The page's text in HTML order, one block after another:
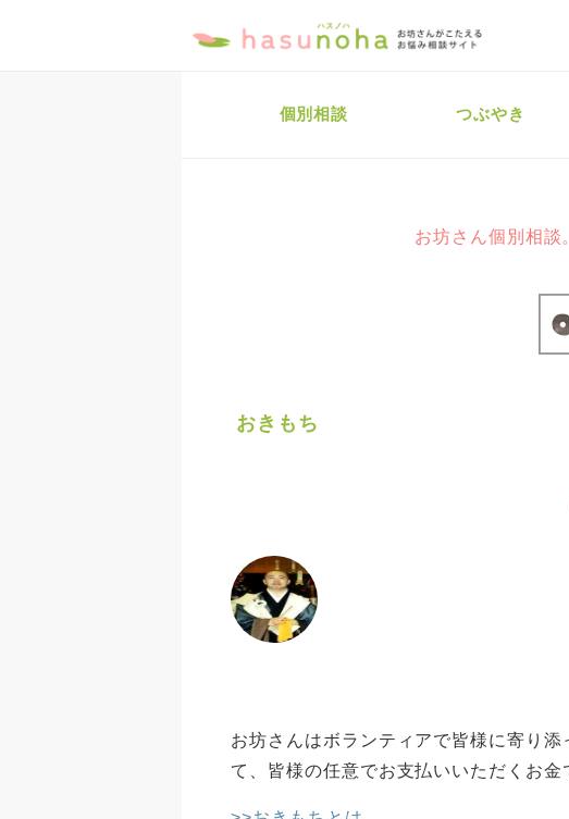
個別相談 つぶやき
お坊さん個別相
おきもち
お坊さんはボランティアで皆様に寄り
て、皆様の任意でお支払いいただくお